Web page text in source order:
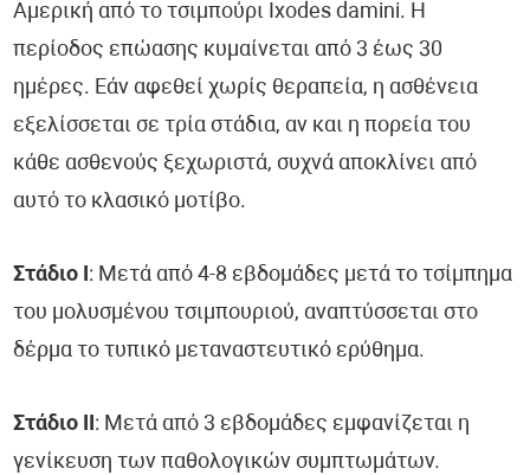
Αμερική από το τσιμπούρι Ixodes damini. Η
περίοδος επώασης κυμαίνεται από 3 έως 30
ημέρες. Εάν αφεθεί χωρίς θεραπεία, η ασθένεια
εξελίσσεται σε τρία στάδια, αν και η πορεία του
κάθε ασθενούς ξεχωριστά, συχνά αποκλίνει από
αυτό το κλασικό μοτίβο.
Στάδιο Ι: Μετά από 4-8 εβδομάδες μετά το τσίμπημα
του μολυσμένου τσιμπουριού, αναπτύσσεται στο
δέρμα το τυπικό μεταναστευτικό ερύθημα.
Στάδιο ΙΙ: Μετά από 3 εβδομάδες εμφανίζεται η
γενίκευση των παθολογικών συμπτωμάτων.